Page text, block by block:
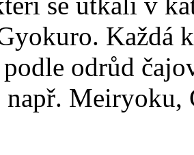
Každá
odrůd
např. Meiryoku,